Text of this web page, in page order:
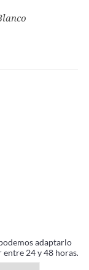
adaptarlo
24 y 48 horas.